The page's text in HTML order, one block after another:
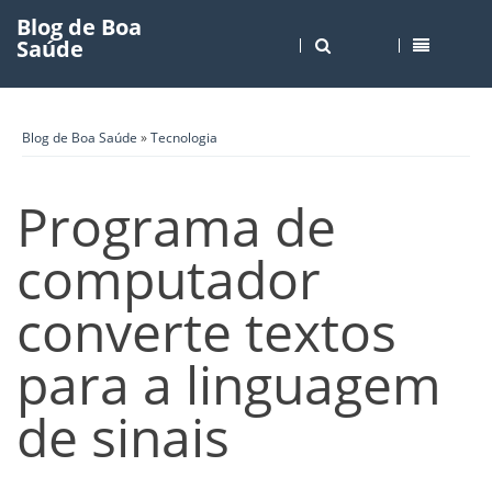
Blog de Boa
Saúde
Blog de Boa Saúde »Tecnologia
Programa de
computador
converte textos
para a linguagem
de sinais